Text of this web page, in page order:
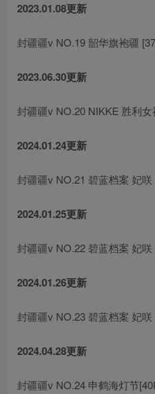
2023.01.08更新
封疆疆v NO.19 韶华旗袍疆
2023.06.30更新
封疆疆v NO.20 NIKKE 胜利
2024.01.24更新
封疆疆v NO.21 碧蓝档案 妃咲
2024.01.25更新
封疆疆v NO.22 碧蓝档案 妃咲
2024.01.26更新
封疆疆v NO.23 碧蓝档案 妃
2024.04.28更新
封疆疆v NO.24 申鹤海灯节